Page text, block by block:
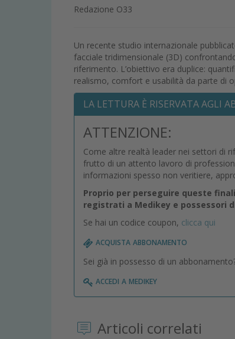
Redazione O33
Un recente studio internazionale
facciale tridimensionale (3D)
riferimento. L’obiettivo era duplice:
realismo, comfort e usabilità da parte di
LA LETTURA È RISERVATA AGLI
ATTENZIONE:
Come altre realtà leader nei settori di
frutto di un attento lavoro di
informazioni spesso non veritiere,
Proprio per perseguire queste
registrati a Medikey e possessori
Se hai un codice coupon, clicca qui
acquista abbonamento
Sei già in possesso di un
accedi a medikey
Articoli correlati